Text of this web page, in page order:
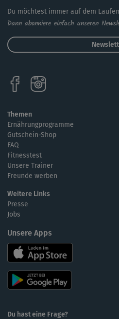
Du möchtest immer auf dem
Dann abonniere einfach unseren
Themen
Ernährungprogramme
Gutschein-Shop
FAQ
Fitnesstest
Unsere Trainer
Freunde werben
Weitere Links
Presse
Jobs
Unsere Apps
Du hast eine Frage?